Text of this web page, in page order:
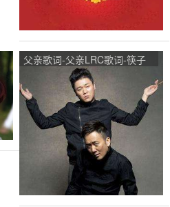
父亲歌词-父亲LRC歌词-筷子